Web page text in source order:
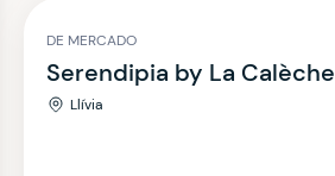
DE MERCADO
Serendipia by La Calèche
Llívia